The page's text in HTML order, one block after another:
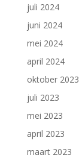
juli 2024
juni 2024
mei 2024
april 2024
oktober 2023
juli 2023
mei 2023
april 2023
maart 2023